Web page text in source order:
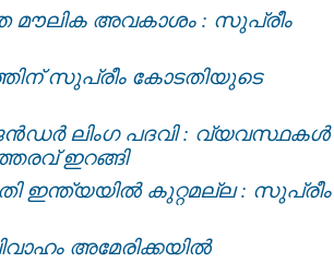
അവകാശം : സുപ്രീം
സുപ്രീം കോടതിയുടെ
ലിംഗ പദവി : വ്യവസ്ഥകൾ
ഇറങ്ങി
ഇന്ത്യയിൽ കുറ്റമല്ല : സുപ്രീം
അമേരിക്കയില്‍